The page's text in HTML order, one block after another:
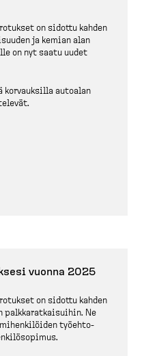
on sidottu kahden
ja kemian alan
on nyt saatu uudet
korvauksilla autoalan
vuonna 2025
on sidottu kahden
palkka­rat­kai­suihin. Ne
työehto­